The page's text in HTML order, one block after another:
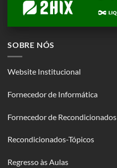
SOBRE NÓS
Website Institucional
Fornecedor de Informática
Fornecedor de Recondicionados
Recondicionados-Tópicos
Regresso às Aulas